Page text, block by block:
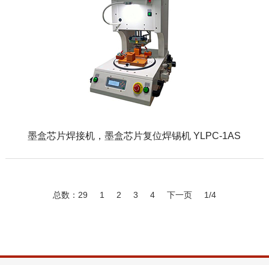
墨盒芯片焊接机，墨盒芯片复位焊锡机 YLPC-1AS
总数：29 1 2 3 4 下一页 1/4